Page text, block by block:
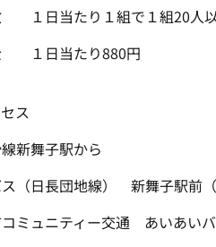
１日当たり１組で１組20人
１日当たり880円
ス
新舞子駅から
日長団地線） 新舞子駅前
ュニティー交通 あいあい